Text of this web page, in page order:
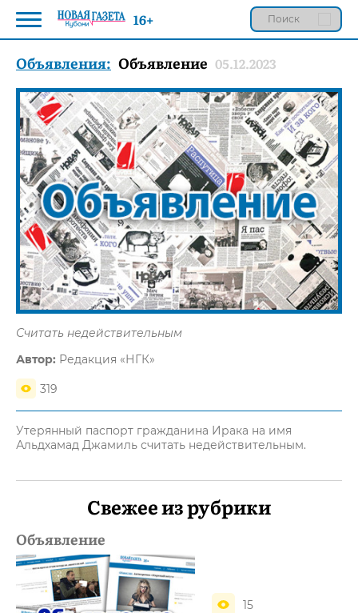
Объявления: Объявление 05.12.2023
Считать недействительным
Автор: Редакция «НГК»
319
Утерянный паспорт гражданина Ирака на имя
Альдхамад Джамиль считать недействительным.
Свежее из рубрики
Объявление
15
16+